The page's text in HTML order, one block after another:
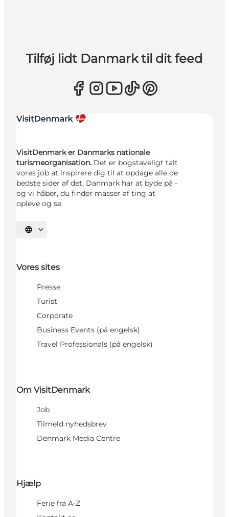
Tilføj lidt Danmark til dit feed
VisitDenmark er Danmarks nationale
turismeorganisation. Det er bogstaveligt talt
vores job at inspirere dig til at opdage alle de
bedste sider af det, Danmark har at byde på -
og vi håber, du finder masser af ting at
opleve og se.
Vælg sprog
Vores sites
Presse
Turist
Corporate
Business Events (på engelsk)
Travel Professionals (på engelsk)
Om VisitDenmark
Job
Tilmeld nyhedsbrev
Denmark Media Centre
Hjælp
Ferie fra A-Z